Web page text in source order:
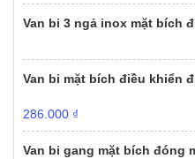
Van bi 3 ngả inox mặt bích
Van bi mặt bích điều khiển
286.000 ₫
Van bi gang mặt bích đóng